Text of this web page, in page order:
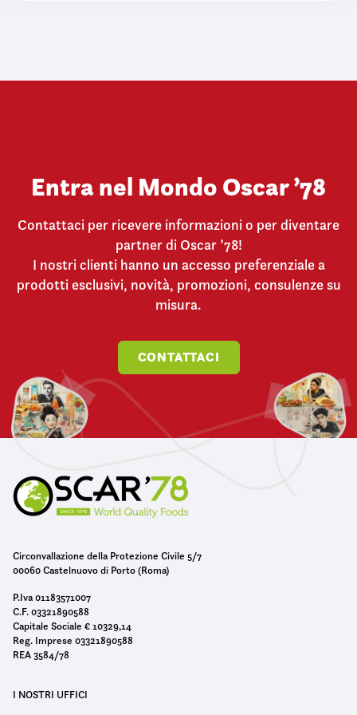
Entra nel Mondo Oscar ’78
Contattaci per ricevere informazioni o per diventare
partner di Oscar ’78!
I nostri clienti hanno un accesso preferenziale a
prodotti esclusivi, novità, promozioni, consulenze su
misura.
CONTATTACI
Circonvallazione della Protezione Civile 5/7
00060 Castelnuovo di Porto (Roma)
P.Iva 01183571007
C.F. 03321890588
Capitale Sociale € 10329,14
Reg. Imprese 03321890588
REA 3584/78
I NOSTRI UFFICI